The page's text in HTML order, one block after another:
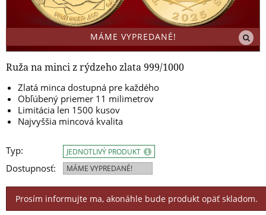
MÁME VYPREDANÉ!
Ruža na minci z rýdzeho zlata 999/1000
Zlatá minca dostupná pre každého
Obľúbený priemer 11 milimetrov
Limitácia len 1500 kusov
Najvyššia mincová kvalita
Typ:
Dostupnosť:
JEDNOTLIVÝ PRODUKT
MÁME VYPREDANÉ!
Prosím informujte ma, akonáhle bude produkt opäť skladom.